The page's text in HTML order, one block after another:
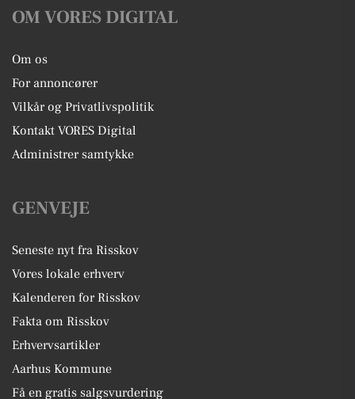
OM VORES DIGITAL
Om os
For annoncører
Vilkår og Privatlivspolitik
Kontakt VORES Digital
Administrer samtykke
GENVEJE
Seneste nyt fra Risskov
Vores lokale erhverv
Kalenderen for Risskov
Fakta om Risskov
Erhvervsartikler
Aarhus Kommune
Få en gratis salgsvurdering